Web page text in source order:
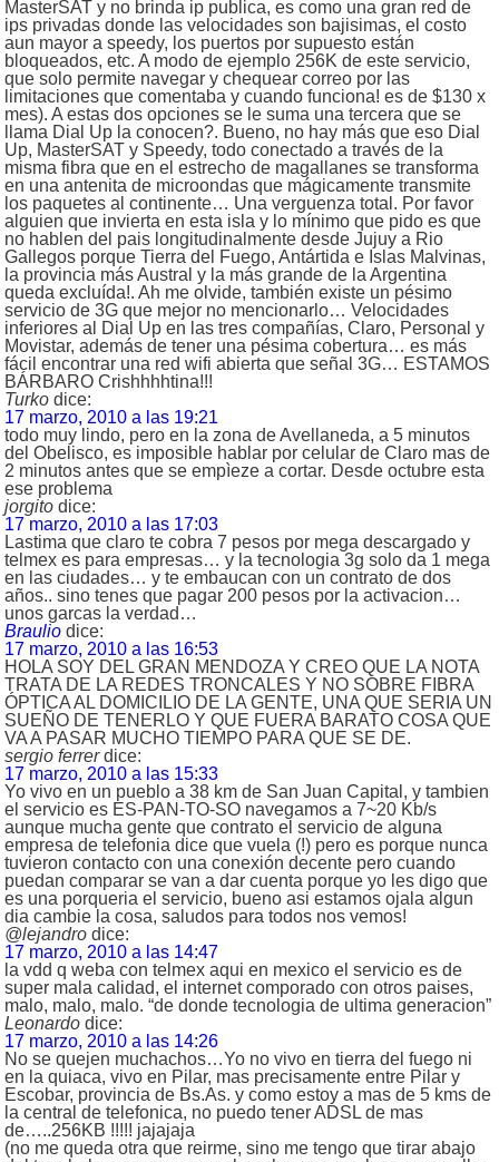
MasterSAT y no brinda ip publica, es como una gran red de
ips privadas donde las velocidades son bajisimas, el costo
aun mayor a speedy, los puertos por supuesto están
bloqueados, etc. A modo de ejemplo 256K de este servicio,
que solo permite navegar y chequear correo por las
limitaciones que comentaba y cuando funciona! es de $130 x
mes). A estas dos opciones se le suma una tercera que se
llama Dial Up la conocen?. Bueno, no hay más que eso Dial
Up, MasterSAT y Speedy, todo conectado a través de la
misma fibra que en el estrecho de magallanes se transforma
en una antenita de microondas que mágicamente transmite
los paquetes al continente… Una verguenza total. Por favor
alguien que invierta en esta isla y lo mínimo que pido es que
no hablen del pais longitudinalmente desde Jujuy a Rio
Gallegos porque Tierra del Fuego, Antártida e Islas Malvinas,
la provincia más Austral y la más grande de la Argentina
queda excluída!. Ah me olvide, también existe un pésimo
servicio de 3G que mejor no mencionarlo… Velocidades
inferiores al Dial Up en las tres compañías, Claro, Personal y
Movistar, además de tener una pésima cobertura… es más
fácil encontrar una red wifi abierta que señal 3G… ESTAMOS
BÁRBARO Crishhhhtina!!!
Turko dice:
17 marzo, 2010 a las 19:21
todo muy lindo, pero en la zona de Avellaneda, a 5 minutos
del Obelisco, es imposible hablar por celular de Claro mas de
2 minutos antes que se empìeze a cortar. Desde octubre esta
ese problema
jorgito dice:
17 marzo, 2010 a las 17:03
Lastima que claro te cobra 7 pesos por mega descargado y
telmex es para empresas… y la tecnologia 3g solo da 1 mega
en las ciudades… y te embaucan con un contrato de dos
años.. sino tenes que pagar 200 pesos por la activacion…
unos garcas la verdad…
Braulio dice:
17 marzo, 2010 a las 16:53
HOLA SOY DEL GRAN MENDOZA Y CREO QUE LA NOTA
TRATA DE LA REDES TRONCALES Y NO SOBRE FIBRA
ÓPTICA AL DOMICILIO DE LA GENTE, UNA QUE SERIA UN
SUEÑO DE TENERLO Y QUE FUERA BARATO COSA QUE
VA A PASAR MUCHO TIEMPO PARA QUE SE DE.
sergio ferrer dice:
17 marzo, 2010 a las 15:33
Yo vivo en un pueblo a 38 km de San Juan Capital, y tambien
el servicio es ES-PAN-TO-SO navegamos a 7~20 Kb/s
aunque mucha gente que contrato el servicio de alguna
empresa de telefonia dice que vuela (!) pero es porque nunca
tuvieron contacto con una conexión decente pero cuando
puedan comparar se van a dar cuenta porque yo les digo que
es una porqueria el servicio, bueno asi estamos ojala algun
dia cambie la cosa, saludos para todos nos vemos!
@lejandro dice:
17 marzo, 2010 a las 14:47
la vdd q weba con telmex aqui en mexico el servicio es de
super mala calidad, el internet comporado con otros paises,
malo, malo, malo. “de donde tecnologia de ultima generacion”
Leonardo dice:
17 marzo, 2010 a las 14:26
No se quejen muchachos…Yo no vivo en tierra del fuego ni
en la quiaca, vivo en Pilar, mas precisamente entre Pilar y
Escobar, provincia de Bs.As. y como estoy a mas de 5 kms de
la central de telefonica, no puedo tener ADSL de mas
de…..256KB !!!!! jajajaja
(no me queda otra que reirme, sino me tengo que tirar abajo